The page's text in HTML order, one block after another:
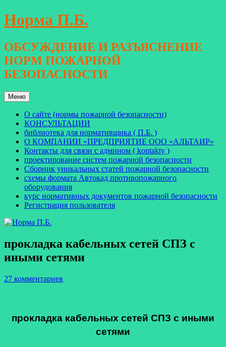
Перейти
к
Норма П.Б.
ОБСУЖДЕНИЕ И РАЗЪЯСНЕНИЕ
НОРМ ПОЖАРНОЙ
БЕЗОПАСНОСТИ
Меню
О сайте (нормы пожарной безопасности)
КОНСУЛЬТАЦИИ
библиотека для нормативщика ( П.Б. )
О КОМПАНИИ «ПРЕДПРИЯТИЕ ООО «АЛЬТАИР»
Контакты для связи с админом ( kontakty )
проектирование систем пожарной безопасности
Сборник уникальных статей пожарной безопасности
схемы формата Автокад противопожарного
оборудования
курс нормативных документов пожарной безопасности
Регистрация пользователя
прокладка кабельных сетей СПЗ с
иными сетями
27 комментариев
прокладка кабельных сетей СПЗ с иными
сетями